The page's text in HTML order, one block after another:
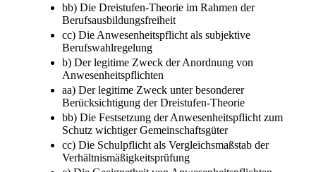
bb) Die Dreistufen-Theorie im Rahmen der
Berufsausbildungsfreiheit
cc) Die Anwesenheitspflicht als subjektive
Berufswahlregelung
b) Der legitime Zweck der Anordnung von
Anwesenheitspflichten
aa) Der legitime Zweck unter besonderer
Berücksichtigung der Dreistufen-Theorie
bb) Die Festsetzung der Anwesenheitspflicht zum
Schutz wichtiger Gemeinschaftsgüter
cc) Die Schulpflicht als Vergleichsmaßstab der
Verhältnismäßigkeitsprüfung